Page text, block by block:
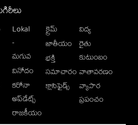
Lokal
-
మగువ
వినోదం
కరోనా
అప్‌డేట్స్
రాజకీయం
క్రైమ్
జాతీయం
భక్తి
సమాచారం
క్లాసిఫైడ్స్
విద్య
రైతు
కుటుంబం
వాతావరణం
వ్యాపార
ప్రపంచం